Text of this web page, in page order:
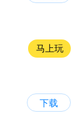
马上玩
下载